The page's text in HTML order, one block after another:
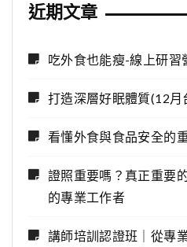
近期文章
吃外食也能瘦-線上研習
打造深層好眠體質(12月
看懂外食與食品安全的
證照重要嗎？真正重要
的專業工作者
講師培訓認證班｜從專